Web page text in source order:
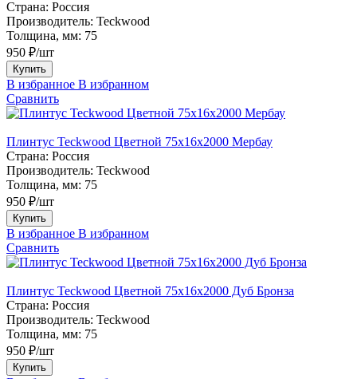
Страна: Россия
Производитель: Teckwood
Толщина, мм: 75
950 ₽/шт
Купить
В избранное В избранном
Сравнить
Плинтус Teckwood Цветной 75х16х2000 Мербау
Страна: Россия
Производитель: Teckwood
Толщина, мм: 75
950 ₽/шт
Купить
В избранное В избранном
Сравнить
Плинтус Teckwood Цветной 75х16х2000 Дуб Бронза
Страна: Россия
Производитель: Teckwood
Толщина, мм: 75
950 ₽/шт
Купить